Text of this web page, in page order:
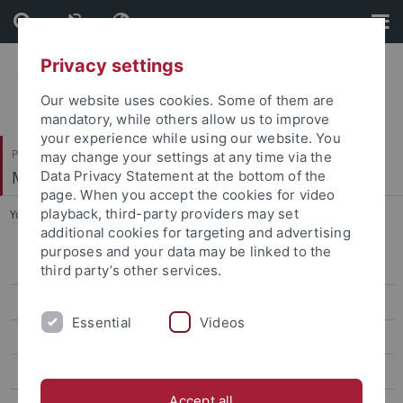
Skip
to
content
Skip
to
footer
Philosophische Fakultät
Musikwissenschaftliches Institut
You are here: Startseite ... Kube, Michael, Prof. Dr.
Amelung, Philipp, UMD
Bißwanger, Michael, Dr.
Privacy settings
Our website uses cookies. Some of them are
mandatory, while others allow us to improve
your experience while using our website. You
may change your settings at any time via the
Data Privacy Statement at the bottom of the
page. When you accept the cookies for video
playback, third-party providers may set
additional cookies for targeting and advertising
purposes and your data may be linked to the
third party’s other services.
Essential Videos